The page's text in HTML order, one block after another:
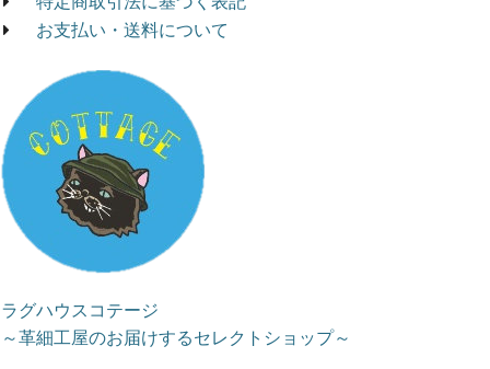
お支払い・送料について
ラグハウスコテージ
～革細工屋のお届けするセレクトショップ～